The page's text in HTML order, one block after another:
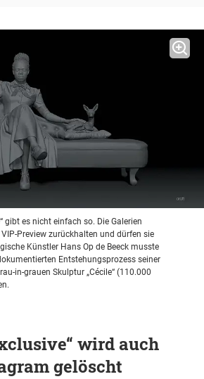
gibt es nicht einfach so. Die Galerien
Preview zurückhalten und dürfen sie
Künstler Hans Op de Beeck musste
Entstehungsprozess seiner
in-grauen Skulptur „Cécile“ (110.000
wird auch
gelöscht